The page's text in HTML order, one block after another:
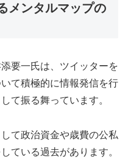
メンタルマップの
要一氏は、ツイッターを
て積極的に情報発信を行
て振る舞っています。
て政治資金や歳費の公私
ている過去があります。